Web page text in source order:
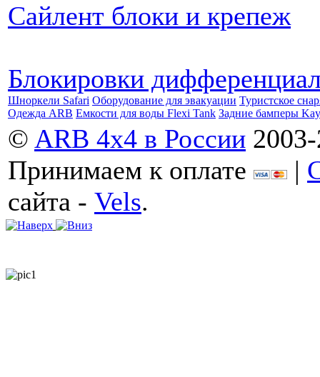
Сайлент блоки и крепеж
Блокировки
Шноркели Safari Оборудование для эвакуации Туристское
Одежда ARB Емкости для воды Flexi Tank Задние бамперы
© ARB 4x4 в России
Принимаем к оплате
|
сайта - Vels.